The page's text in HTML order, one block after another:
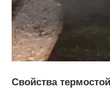
Свойства